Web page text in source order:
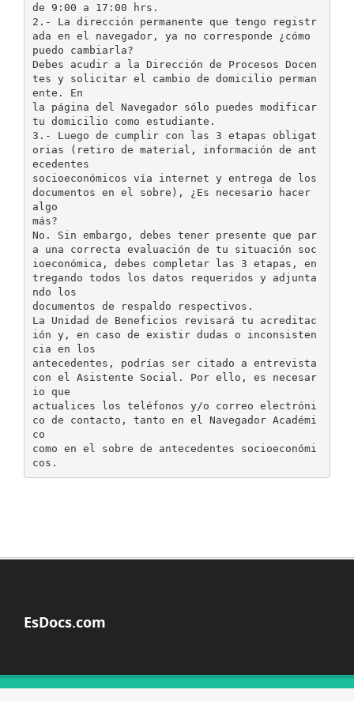
de 9:00 a 17:00 hrs.
2.- La dirección permanente que tengo registr
ada en el navegador, ya no corresponde ¿cómo
puedo cambiarla?
Debes acudir a la Dirección de Procesos Docen
tes y solicitar el cambio de domicilio perman
ente. En
la página del Navegador sólo puedes modificar
tu domicilio como estudiante.
3.- Luego de cumplir con las 3 etapas obligat
orias (retiro de material, información de ant
ecedentes
socioeconómicos vía internet y entrega de los
documentos en el sobre), ¿Es necesario hacer
algo
más?
No. Sin embargo, debes tener presente que par
a una correcta evaluación de tu situación soc
ioeconómica, debes completar las 3 etapas, en
tregando todos los datos requeridos y adjunta
ndo los
documentos de respaldo respectivos.
La Unidad de Beneficios revisará tu acreditac
ión y, en caso de existir dudas o inconsisten
cia en los
antecedentes, podrías ser citado a entrevista
con el Asistente Social. Por ello, es necesar
io que
actualices los teléfonos y/o correo electróni
co de contacto, tanto en el Navegador Académi
co
como en el sobre de antecedentes socioeconómi
EsDocs.com